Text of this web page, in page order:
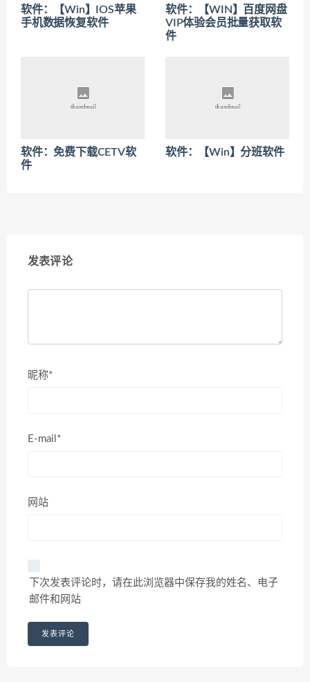
软件：【Win】IOS苹果
手机数据恢复软件
软件：【WIN】百度网盘
VIP体验会员批量获取软
件
软件：免费下载CETV软
件
软件：【Win】分班软件
发表评论
昵称*
E-mail*
网站
下次发表评论时，请在此浏览器中保存我的姓名、电子
邮件和网站